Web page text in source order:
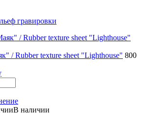
гравировки
/ Rubber texture sheet "Lighthouse" 800
В наличии